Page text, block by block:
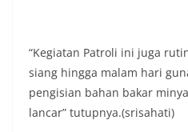
keramaian
diharapkan potensi
diantisipasi sejak
Kelurahan Sunggal
dan kondusif hingga
“Kegiatan Patroli ini juga
siang hingga malam hari
pengisian bahan bakar
lancar” tutupnya.(srisahati)